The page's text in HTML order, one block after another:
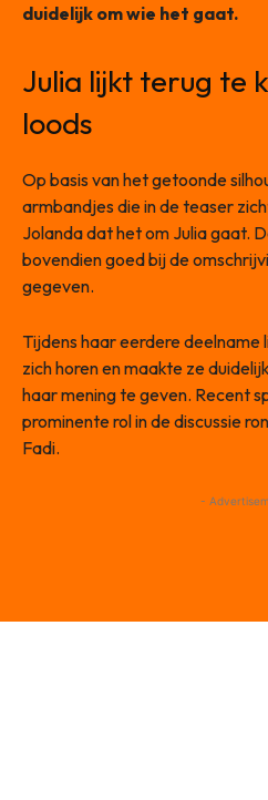
duidelijk om wie het gaat.
Julia lijkt terug te
loods
Op basis van het getoonde
armbandjes die in de teaser
Jolanda dat het om Julia gaat.
bovendien goed bij de
gegeven.
Tijdens haar eerdere deelname
zich horen en maakte ze
haar mening te geven. Recent
prominente rol in de discussie
Fadi.
-